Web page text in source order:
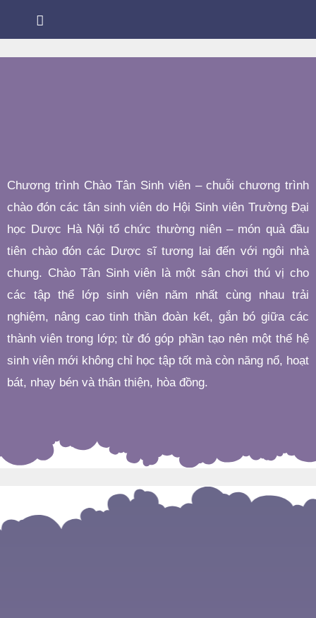
Chương trình Chào Tân Sinh viên – chuỗi chương trình
chào đón các tân sinh viên do Hội Sinh viên Trường Đại
học Dược Hà Nội tổ chức thường niên – món quà đầu
tiên chào đón các Dược sĩ tương lai đến với ngôi nhà
chung. Chào Tân Sinh viên là một sân chơi thú vị cho
các tập thể lớp sinh viên năm nhất cùng nhau trải
nghiệm, nâng cao tinh thần đoàn kết, gắn bó giữa các
thành viên trong lớp; từ đó góp phần tạo nên một thế hệ
sinh viên mới không chỉ học tập tốt mà còn năng nổ, hoạt
bát, nhạy bén và thân thiện, hòa đồng.